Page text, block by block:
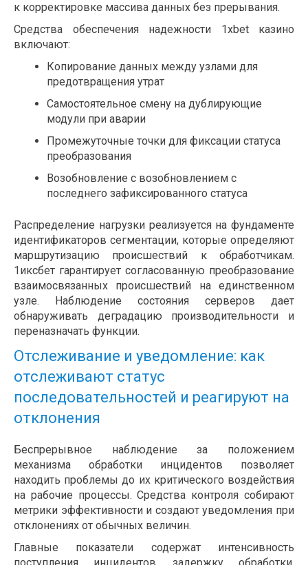
к корректировке массива данных без прерывания.
Средства обеспечения надежности 1xbet казино
включают:
Копирование данных между узлами для
предотвращения утрат
Самостоятельное смену на дублирующие
модули при аварии
Промежуточные точки для фиксации статуса
преобразования
Возобновление с возобновлением с
последнего зафиксированного статуса
Распределение нагрузки реализуется на фундаменте
идентификаторов сегментации, которые определяют
маршрутизацию происшествий к обработчикам.
1иксбет гарантирует согласованную преобразование
взаимосвязанных происшествий на единственном
узле. Наблюдение состояния серверов дает
обнаруживать деградацию производительности и
переназначать функции.
Отслеживание и уведомление: как
отслеживают статус
последовательностей и реагируют на
отклонения
Беспрерывное наблюдение за положением
механизма обработки инцидентов позволяет
находить проблемы до их критического воздействия
на рабочие процессы. Средства контроля собирают
метрики эффективности и создают уведомления при
отклонениях от обычных величин.
Главные показатели содержат интенсивность